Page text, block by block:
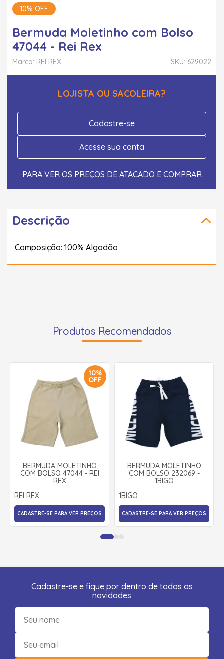
10% OFF
Bermuda Moletinho com Bolso
47044 - Rei Rex
SKU: 629022
Marca: REI REX
LOJISTA OU SACOLEIRA?
Cadastre-se
Acesse sua conta
PARA VER OS PREÇOS DE ATACADO E COMPRAR
Descrição
Composição: 100% Algodão
Produtos Recomendados
10%
OFF
BERMUDA MOLETINHO
COM BOLSO 47044 - REI
REX
REI REX
CADASTRE-SE PARA VER PREÇOS
BERMUDA MOLETINHO
COM BOLSO 232069 -
1BIGO
1BIGO
CADASTRE-SE PARA VER PREÇOS
Cadastre-se e fique por dentro de todas as
novidades